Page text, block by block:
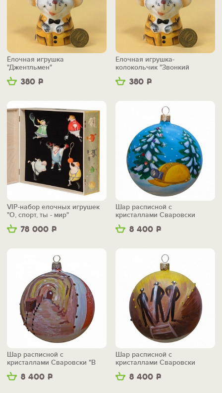
380 Р
Ёлочная игрушка
"Джентльмен"
380 Р
Елочная игрушка-
колокольчик "Звонкий
мышонок"
78 000 Р
VIP-набор елочных игрушек
"О, спорт, ты - мир"
8 400 Р
Шар расписной с
кристаллами Сваровски
"Каска"
8 400 Р
Шар расписной с
кристаллами Сваровски "В
забое"
8 400 Р
Шар расписной с
кристаллами Сваровски
"Шахтеры"